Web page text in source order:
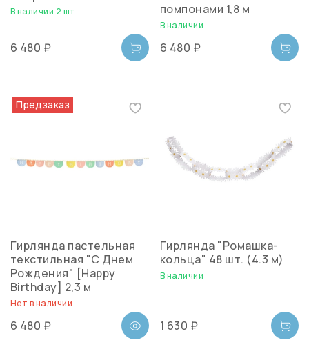
В наличии 2 шт
6 480 ₽
помпонами 1,8 м
В наличии
6 480 ₽
Предзаказ
Гирлянда пастельная
текстильная "С Днем
Рождения" [Happy
Birthday] 2,3 м
Нет в наличии
6 480 ₽
Гирлянда "Ромашка-
кольца" 48 шт. (4.3 м)
В наличии
1 630 ₽